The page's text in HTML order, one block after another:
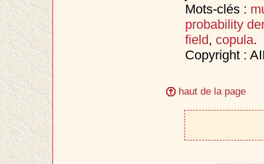
Mots-clés :
probability
field, copula.
Copyright :
haut de la page